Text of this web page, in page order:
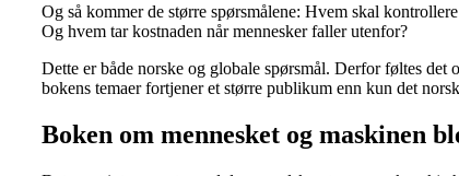
Og så kommer de større spørsmålene: Hvem skal
Og hvem tar kostnaden når mennesker faller utenfor?
Dette er både norske og globale spørsmål. Derfor føltes
bokens temaer fortjener et større publikum enn kun det
Boken om mennesket og maskinen